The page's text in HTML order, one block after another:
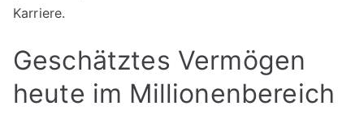
Karriere.
Geschätztes Vermögen
heute im Millionenbereich